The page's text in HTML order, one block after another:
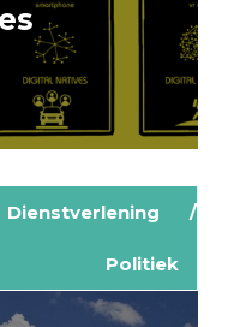
Dienstverlening
Politiek